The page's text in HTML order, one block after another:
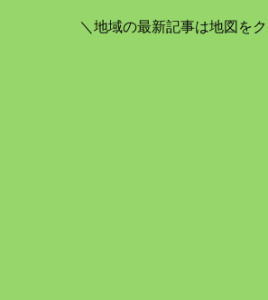
＼地域の最新記事は地図を